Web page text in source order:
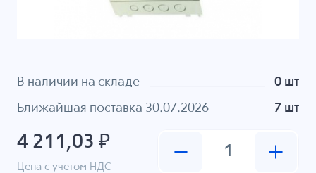
В наличии на складе 0 шт
Ближайшая поставка 30.07.2026 7 шт
4 211,03 ₽
Цена с учетом НДС